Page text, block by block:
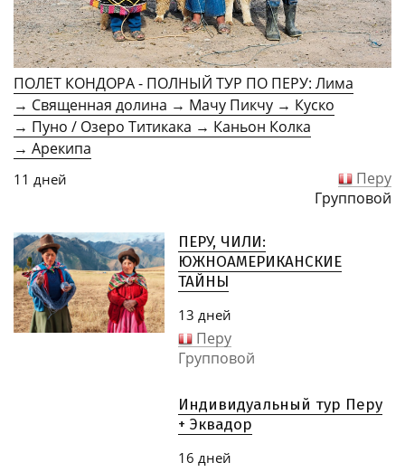
ПОЛЕТ КОНДОРА - ПОЛНЫЙ ТУР ПО ПЕРУ: Лима
→ Священная долина → Мачу Пикчу → Куско
→ Пуно / Озеро Титикака → Каньон Колка
→ Арекипа
11 дней
Перу
Групповой
ПЕРУ, ЧИЛИ:
ЮЖНОАМЕРИКАНСКИЕ
ТАЙНЫ
13 дней
Перу
Групповой
Индивидуальный тур Перу
+ Эквадор
16 дней